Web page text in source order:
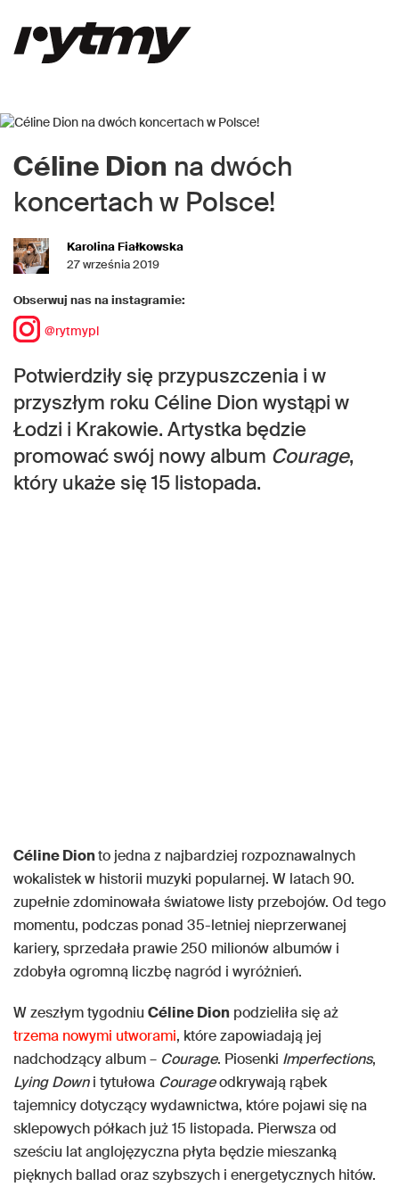
Céline Dion na dwóch
koncertach w Polsce!
Karolina Fiałkowska
27 września 2019
Obserwuj nas na instagramie:
@rytmypl
Potwierdziły się przypuszczenia i w
przyszłym roku Céline Dion wystąpi w
Łodzi i Krakowie. Artystka będzie
promować swój nowy album Courage,
który ukaże się 15 listopada.
Céline Dionto jedna z najbardziej rozpoznawalnych
wokalistek w historii muzyki popularnej. W latach 90.
zupełnie zdominowała światowe listy przebojów. Od tego
momentu, podczas ponad 35-letniej nieprzerwanej
kariery, sprzedała prawie 250 milionów albumów i
zdobyła ogromną liczbę nagród i wyróżnień.
W zeszłym tygodniu Céline Dion podzieliła się aż
trzema nowymi utworami, które zapowiadają jej
nadchodzący album – Courage. Piosenki Imperfections,
Lying Downi tytułowa Courageodkrywają rąbek
tajemnicy dotyczący wydawnictwa, które pojawi się na
sklepowych półkach już 15 listopada. Pierwsza od
sześciu lat anglojęzyczna płyta będzie mieszanką
pięknych ballad oraz szybszych i energetycznych hitów.